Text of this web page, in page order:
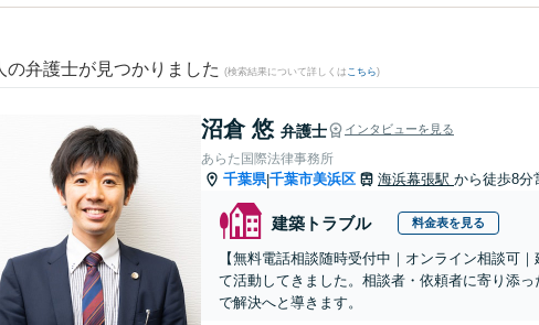
の弁護士が見つかりました (検索結果について詳しくは こちら)
沼倉 悠 弁護士 インタビューを見る
あらた国際法律事務所
千葉県|千葉市美浜区 海浜幕張駅 から徒歩8分
建築トラブル 料金表を見る
【無料電話相談随時受付中｜オンライン相談可
て活動してきました。相談者・依頼者に寄り添
で解決へと導きます。